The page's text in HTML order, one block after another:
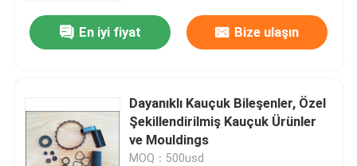
Ürün:% s
En iyi fiyat Bize ulaşın
Dayanıklı Kauçuk Bileşenler, Özel
Şekillendirilmiş Kauçuk Ürünler
ve Mouldings
MOQ：500usd